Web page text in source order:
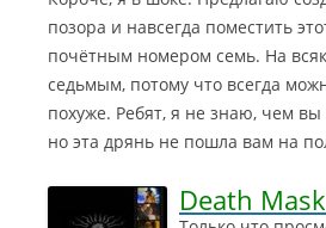
т
р
е
к
л
позора и навсегда поместить
почётным номером семь. На
седьмым, потому что всегда
похуже. Ребят, я не знаю, чем вы
но эта дрянь не пошла вам на
Death